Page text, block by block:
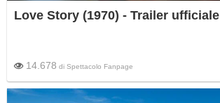
Love Story (1970) - Trailer ufficiale
14.678 di Spettacolo Fanpage